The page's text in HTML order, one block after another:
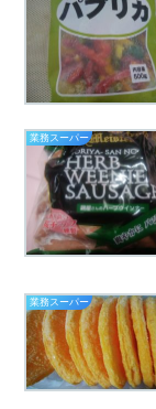
業務スーパー
業務スーパー